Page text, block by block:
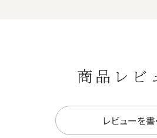
商品レビ
レビューを書